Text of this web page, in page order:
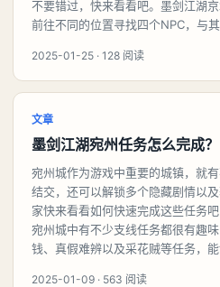
不要错过，快来看看吧。墨剑江湖
前往不同的位置寻找四个NPC，与
2025-01-25 · 128 阅读
文章
墨剑江湖宛州任务怎么完成？
宛州城作为游戏中重要的城镇，就
结交，还可以解锁多个隐藏剧情以
家快来看看如何快速完成这些任务
宛州城中有不少支线任务都很有趣
钱、真假难辨以及采花贼等任务，
2025-01-09 · 563 阅读